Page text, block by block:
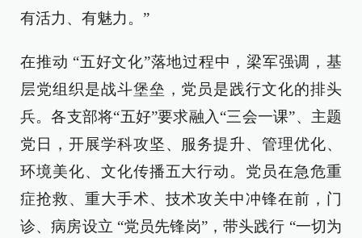
有活力、有魅力。”
在推动 “五好文化”落地过程中，梁军强调，基
层党组织是战斗堡垒，党员是践行文化的排头
兵。各支部将“五好”要求融入“三会一课”、主题
党日，开展学科攻坚、服务提升、管理优化、
环境美化、文化传播五大行动。党员在急危重
症抢救、重大手术、技术攻关中冲锋在前，门
诊、病房设立 “党员先锋岗”，带头践行 “一切为